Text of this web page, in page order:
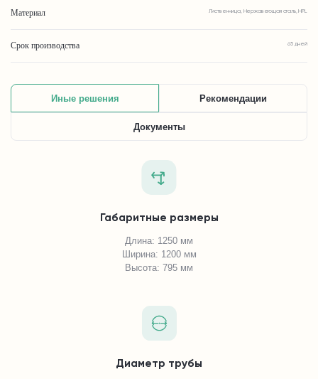
Материал Лиственница, Нержавеющая сталь, HPL
Срок производства 65 дней
Иные решения Рекомендации
Документы
Габаритные размеры
Длина: 1250 мм
Ширина: 1200 мм
Высота: 795 мм
Диаметр трубы